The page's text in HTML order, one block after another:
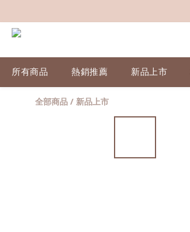
所有商品 熱銷推薦 新品上市
全部商品 / 新品上市